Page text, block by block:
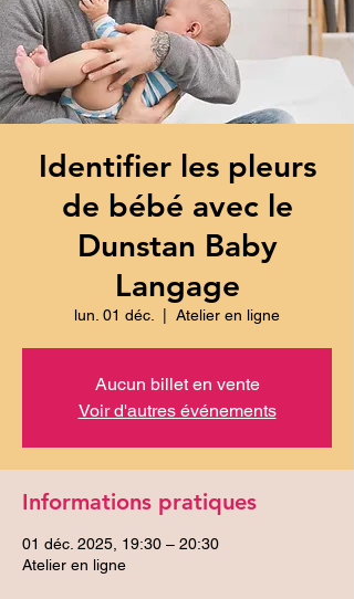
Identifier les pleurs
de bébé avec le
Dunstan Baby
Langage
lun. 01 déc. Atelier en ligne
Aucun billet en vente
Voir d'autres événements
Informations pratiques
01 déc. 2025, 19:30 – 20:30
Atelier en ligne